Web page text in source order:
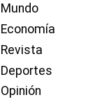
Mundo
Economía
Revista
Deportes
Opinión